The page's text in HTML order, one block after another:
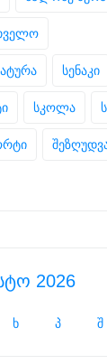
სენაკი
სკოლა
2026
ხ პ შ